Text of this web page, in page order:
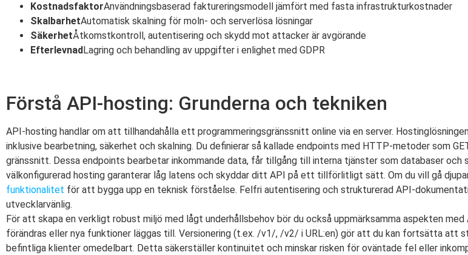
KostnadsfaktorAnvändningsbaserad faktureringsmodell jämfört med fasta infrastrukturkostnader
SkalbarhetAutomatisk skalning för moln- och serverlösa lösningar
SäkerhetÅtkomstkontroll, autentisering och skydd mot attacker är avgörande
Efterlevnad Lagring och behandling av uppgifter i enlighet med GDPR
Förstå API-hosting: Grunderna och tekniken
API-hosting handlar om att tillhandahålla ett programmeringsgränssnitt online via en server.
inklusive bearbetning, säkerhet och skalning. Du definierar så kallade endpoints med HTTP-metoder som
gränssnitt. Dessa endpoints bearbetar inkommande data, får tillgång till interna tjänster som databaser och
välkonfigurerad hosting garanterar låg latens och skyddar ditt API på ett tillförlitligt sätt. Om du vill gå
funktionalitet för att bygga upp en teknisk förståelse. Felfri autentisering och strukturerad API-
utvecklarvänlig.
För att skapa en verkligt robust miljö med lågt underhållsbehov bör du också uppmärksamma aspekten
förändras eller nya funktioner läggas till. Versionering (t.ex. /v1/, /v2/ i URL:en) gör att du kan fortsätta att
befintliga klienter omedelbart. Detta säkerställer kontinuitet och minskar risken för oväntade fel eller